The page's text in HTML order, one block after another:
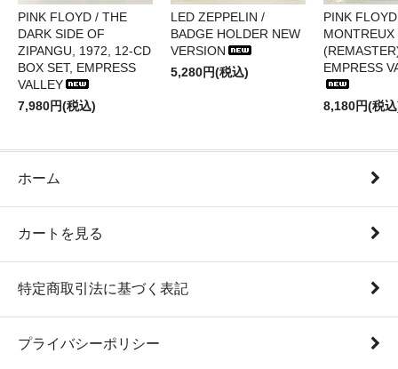
PINK FLOYD / THE
DARK SIDE OF
ZIPANGU, 1972, 12-CD
BOX SET, EMPRESS
VALLEY
7,980円(税込)
LED ZEPPELIN /
BADGE HOLDER NEW
VERSION
5,280円(税込)
PINK
EMPRESS
8,180円(税
ホーム
カートを見る
特定商取引法に基づく表記
プライバシーポリシー